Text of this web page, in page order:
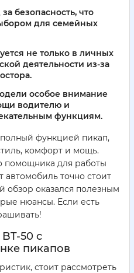
безопасность, что
для семейных
не только в личных
деятельности из-за
особое внимание
водителю и
функциям.
полный функцией пикап,
комфорт и мощь.
для работы
автомобиль точно стоит
обзор оказался полезным
нюансы. Если есть
50 с
пикапов
стоит рассмотреть